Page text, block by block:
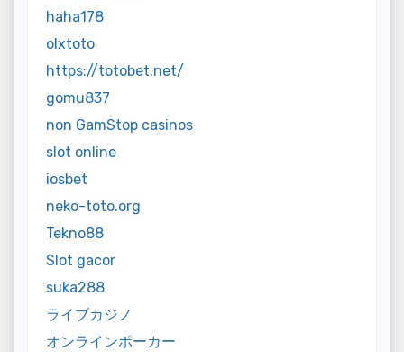
haha178
olxtoto
https://totobet.net/
gomu837
non GamStop casinos
slot online
iosbet
neko-toto.org
Tekno88
Slot gacor
suka288
ライブカジノ
オンラインポーカー